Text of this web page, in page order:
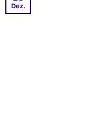
Dez.